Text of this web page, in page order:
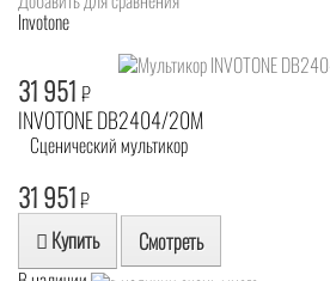
Invotone
31 951 ₽
INVOTONE DB2404/20M
Сценический мультикор
31 951₽
Купить Смотреть